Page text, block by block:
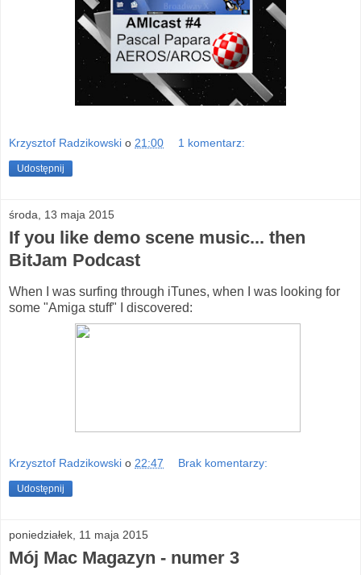
Krzysztof Radzikowski o 21:00 1 komentarz:
Udostępnij
środa, 13 maja 2015
If you like demo scene music... then
BitJam Podcast
When I was surfing through iTunes, when I was looking for
some "Amiga stuff" I discovered:
Krzysztof Radzikowski o 22:47 Brak komentarzy:
Udostępnij
poniedziałek, 11 maja 2015
Mój Mac Magazyn - numer 3